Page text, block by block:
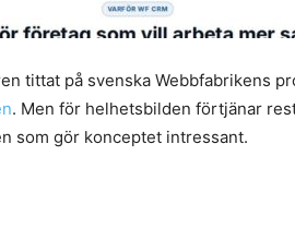
tittat på svenska Webbfabrikens
. Men för helhetsbilden förtjänar
som gör konceptet intressant.